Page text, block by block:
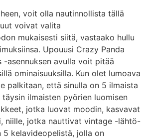
voit olla nautinnollista tällä
voivat valita
mukaisesti siitä, vastaako hullu
Upouusi Crazy Panda
-asennuksen avulla voit pitää
ominaisuuksilla. Kun olet lumoava
palkitaan, että sinulla on 5 ilmaista
ilmaisten pyörien luomisen
jotka luovat moodin, kasvavat
niille, jotka nauttivat vintage -lähtö-
5 kelavideopelistä, jolla on